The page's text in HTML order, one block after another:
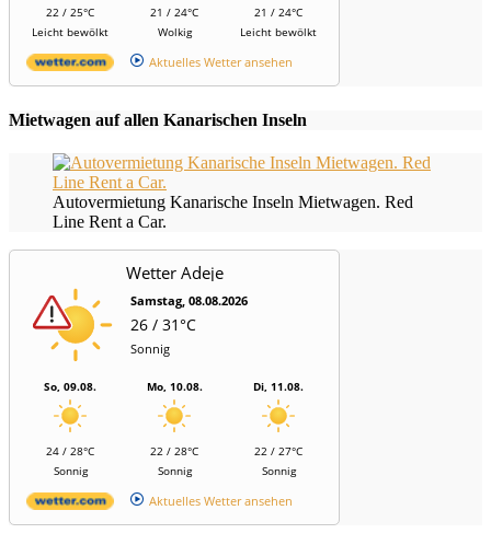
22 / 25°C
Leicht bewölkt
21 / 24°C
Wolkig
21 / 24°C
Leicht bewölkt
Aktuelles Wetter ansehen
Mietwagen auf allen Kanarischen Inseln
Autovermietung Kanarische Inseln Mietwagen. Red
Line Rent a Car.
Wetter Adeje
Samstag, 08.08.2026
26 / 31°C
Sonnig
So, 09.08.
24 / 28°C
Sonnig
Mo, 10.08.
22 / 28°C
Sonnig
Di, 11.08.
22 / 27°C
Sonnig
Aktuelles Wetter ansehen